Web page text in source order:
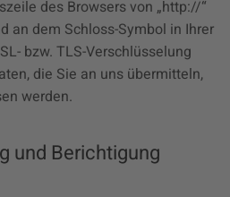
des Browsers von „http://“
an dem Schloss-Symbol in Ihrer
bzw. TLS-Verschlüsselung
die Sie an uns übermitteln,
werden.
und Berichtigung